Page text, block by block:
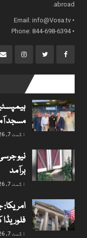
abroad.
• Email:
info@Vosa.tv
• Phone: 844-698-6394
مسجد
اگست 7, 2026
نیو
برآمد
اگست 7, 2026
اگست 7, 2026